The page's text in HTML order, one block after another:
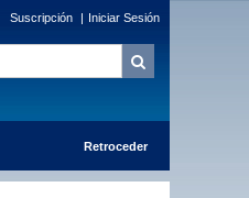
Suscripción | Iniciar Sesión
Retroceder